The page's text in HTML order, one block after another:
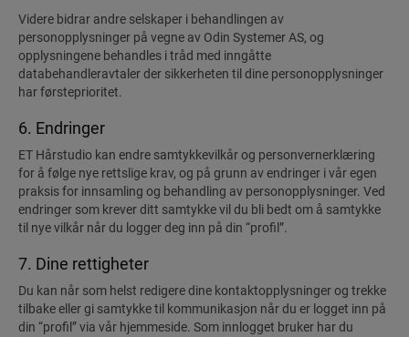
Videre bidrar andre selskaper i behandlingen av
personopplysninger på vegne av Odin Systemer AS, og
opplysningene behandles i tråd med inngåtte
databehandleravtaler der sikkerheten til dine personopplysninger
har førsteprioritet.
6. Endringer
ET Hårstudio kan endre samtykkevilkår og personvernerklæring
for å følge nye rettslige krav, og på grunn av endringer i vår egen
praksis for innsamling og behandling av personopplysninger. Ved
endringer som krever ditt samtykke vil du bli bedt om å samtykke
til nye vilkår når du logger deg inn på din “profil”.
7. Dine rettigheter
Du kan når som helst redigere dine kontaktopplysninger og trekke
tilbake eller gi samtykke til kommunikasjon når du er logget inn på
din “profil” via vår hjemmeside. Som innlogget bruker har du